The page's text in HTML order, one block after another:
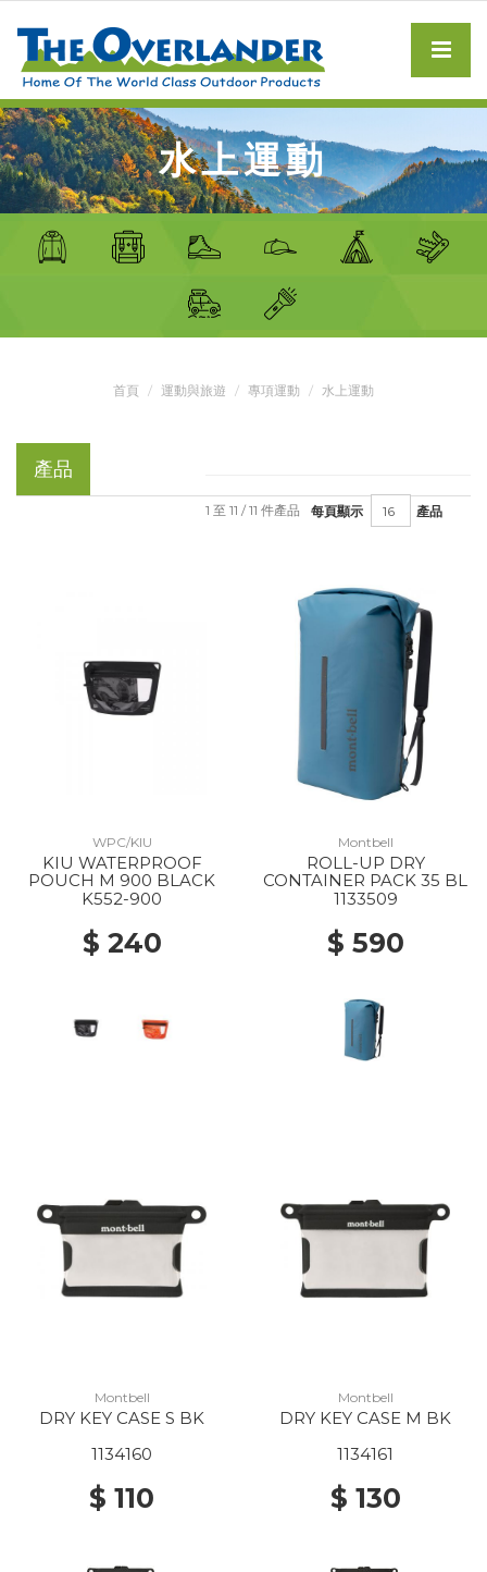
水上運動
首頁 運動與旅遊 專項運動 水上運動
產品
每頁顯示 產品
1 至 11 / 11 件產品
WPC/KIU
KIU WATERPROOF
POUCH M 900 BLACK
K552-900
$ 240
Montbell
ROLL-UP DRY
CONTAINER PACK 35 BL
1133509
$ 590
Montbell
DRY KEY CASE S BK
1134160
$ 110
Montbell
DRY KEY CASE M BK
1134161
$ 130